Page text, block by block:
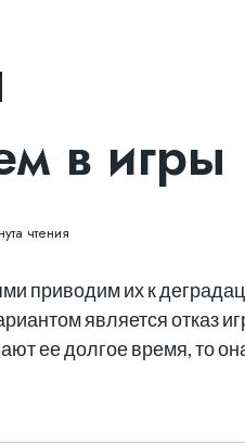
в игры
чтения
приводим их к
является отказ
ее долгое время, то